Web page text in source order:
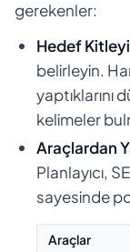
gerekenler:
Hedef
belirleyin.
yaptıklarını
kelimeler
Araçlardan
Planlayıcı,
sayesinde
Araçlar